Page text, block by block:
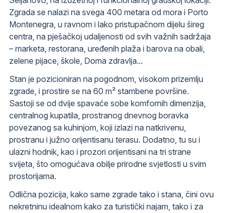
Zgrada se nalazi na svega 400 metara od mora i Porto
Montenegra, u ravnom i lako pristupačnom dijelu šireg
centra, na pješačkoj udaljenosti od svih važnih sadržaja
– marketa, restorana, uređenih plaža i barova na obali,
zelene pijace, škole, Doma zdravlja...
Stan je pozicioniran na pogodnom, visokom prizemlju
zgrade, i prostire se na 60 m² stambene površine.
Sastoji se od dvije spavaće sobe komfornih dimenzija,
centralnog kupatila, prostranog dnevnog boravka
povezanog sa kuhinjom, koji izlazi na natkrivenu,
prostranu i južno orijentisanu terasu. Dodatno, tu su i
ulazni hodnik, kao i prozori orijentisani na tri strane
svijeta, što omogućava obilje prirodne svjetlosti u svim
prostorijama.
Odlična pozicija, kako same zgrade tako i stana, čini ovu
nekretninu idealnom kako za turistički najam, tako i za